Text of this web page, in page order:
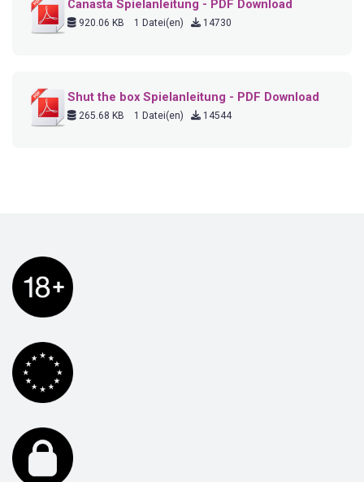
Canasta Spielanleitung - PDF Download
920.06 KB 1 Datei(en) 14730
Shut the box Spielanleitung - PDF Download
265.68 KB 1 Datei(en) 14544